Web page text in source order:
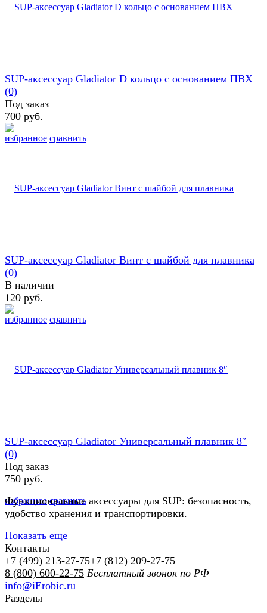
избранное сравнить
SUP-аксессуар Gladiator D кольцо с основанием ПВХ
(0)
Под заказ
700 руб.
избранное сравнить
SUP-аксессуар Gladiator Винт с шайбой для плавника
(0)
В наличии
120 руб.
избранное сравнить
SUP-аксессуар Gladiator Универсальный плавник 8″
(0)
Под заказ
750 руб.
Функциональные аксессуары для SUP: безопасность,
удобство хранения и транспортировки.
Показать еще
Контакты
+7 (499) 213-27-75+7 (812) 209-27-75
8 (800) 600-22-75 Бесплатный звонок по РФ
info@iErobic.ru
Разделы